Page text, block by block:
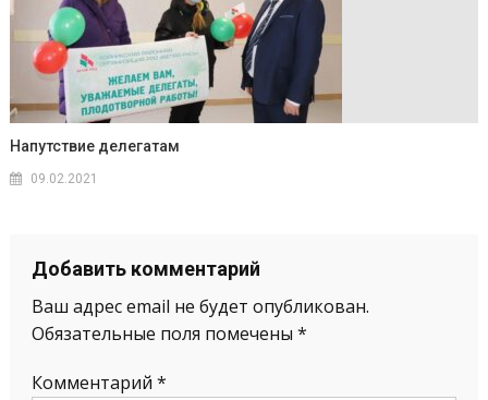
Напутствие делегатам
09.02.2021
Добавить комментарий
Ваш адрес email не будет опубликован.
Обязательные поля помечены *
Комментарий *